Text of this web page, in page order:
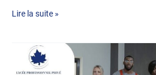
Lire la suite »